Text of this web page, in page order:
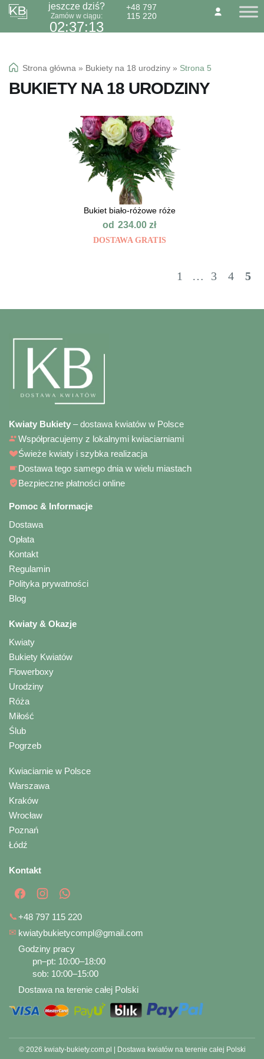
O NAS KONTAKTBLOG
Przejdź
do
Przejdź
do
jeszcze dziś?
Zamów w ciągu:
02:37:13
+48 797
115 220
Dzień Babci 21.01
Kwiaty
Kolorowa gipsówka
Wiązanki pogrzebowe
Strona główna » Bukiety na 18 urodziny » Strona 5
BUKIETY NA 18 URODZINY
Bukiet biało-różowe róże
od 234.00zł
DOSTAWA GRATIS
1 … 3 4 5
Kwiaty Bukiety – dostawa kwiatów w Polsce
Współpracujemy z lokalnymi kwiaciarniami
Świeże kwiaty i szybka realizacja
Dostawa tego samego dnia w wielu miastach
Bezpieczne płatności online
Pomoc & Informacje
Dostawa
Opłata
Kontakt
Regulamin
Polityka prywatności
Blog
Kwiaty & Okazje
Kwiaty
Bukiety Kwiatów
Flowerboxy
Urodziny
Róża
Miłość
Ślub
Pogrzeb
Kwiaciarnie w Polsce
Warszawa
Kraków
Wrocław
Poznań
Łódź
Kontakt
📞+48 797 115 220
✉ kwiatybukietycompl@gmail.com
Godziny pracy
pn–pt: 10:00–18:00
sob: 10:00–15:00
Dostawa na terenie całej Polski
© 2026 kwiaty-bukiety.com.pl | Dostawa kwiatów na terenie całej Polski